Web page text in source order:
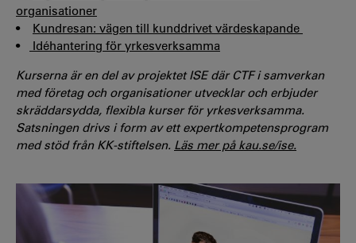
organisationer
• Kundresan: vägen till kunddrivet värdeskapande
•
Idéhantering för yrkesverksamma
Kurserna är en del av projektet ISE där CTF i samverkan
med företag och organisationer utvecklar och erbjuder
skräddarsydda, flexibla kurser för yrkesverksamma.
Satsningen drivs i form av ett expertkompetensprogram
med stöd från KK-stiftelsen. Läs mer på kau.se/ise.